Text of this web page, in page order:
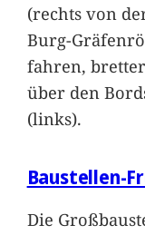
(rechts von
Burg-
fahren,
über den
(links).
Baustellen-
Die